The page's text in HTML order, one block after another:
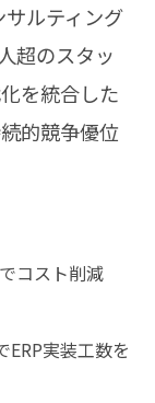
ルティング
超のスタッ
を統合した
的競争優位
コスト削減
ERP実装工数を